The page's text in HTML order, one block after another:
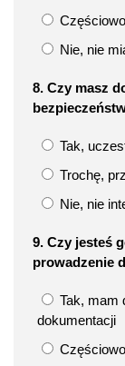
Nie, nie
8. Czy masz
Tak,
Trochę,
Nie, nie
9. Czy jesteś
prowadzenie
Tak, mam
dokumentacji